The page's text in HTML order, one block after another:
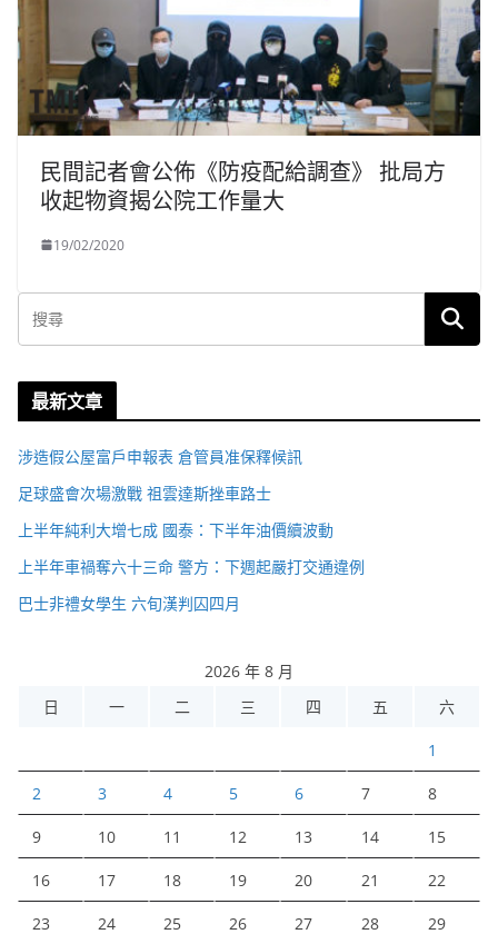
民間記者會公佈《防疫配給調查》 批局方
收起物資揭公院工作量大
19/02/2020
最新文章
涉造假公屋富戶申報表 倉管員准保釋候訊
足球盛會次場激戰 祖雲達斯挫車路士
上半年純利大增七成 國泰：下半年油價續波動
上半年車禍奪六十三命 警方：下週起嚴打交通違例
巴士非禮女學生 六旬漢判囚四月
2026 年 8 月
日
一 二 三 四 五 六
1
2 3 4 5 6 7 8
9 10 11 12 13 14 15
16 17 18 19 20 21 22
23 24 25 26 27 28 29